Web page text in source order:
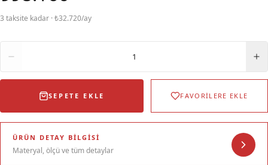
3 taksite kadar · ₺32.720/ay
1
SEPETE EKLE FAVORİLERE EKLE
ÜRÜN DETAY BILGISI
Materyal, ölçü ve tüm detaylar